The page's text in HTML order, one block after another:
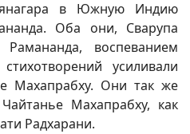
в Южную Индию
Оба они, Сварупа
воспеванием
усиливали
Махапрабху. Они так же
Махапрабху, как
Радхарани.